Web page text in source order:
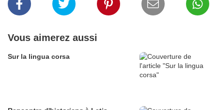
Vous aimerez aussi
Sur la lingua corsa